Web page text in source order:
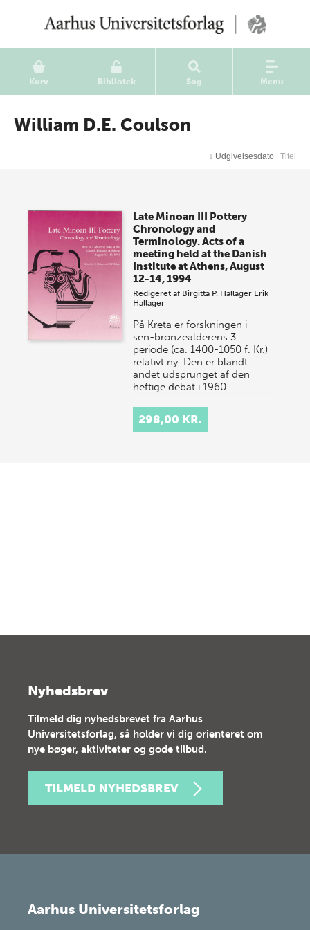
Kurv Bibliotek Søg Menu
William D.E. Coulson
↓ Udgivelsesdato Titel
Late Minoan III Pottery
Chronology and
Terminology. Acts of a
meeting held at the Danish
Institute at Athens, August
12-14, 1994
Redigeret af Birgitta P. Hallager Erik
Hallager
På Kreta er forskningen i
sen-bronzealderens 3.
periode (ca. 1400-1050 f. Kr.)
relativt ny. Den er blandt
andet udsprunget af den
heftige debat i 1960…
298,00 KR.
Nyhedsbrev
Tilmeld dig nyhedsbrevet fra Aarhus
Universitetsforlag, så holder vi dig orienteret om
nye bøger, aktiviteter og gode tilbud.
TILMELD NYHEDSBREV
Aarhus Universitetsforlag